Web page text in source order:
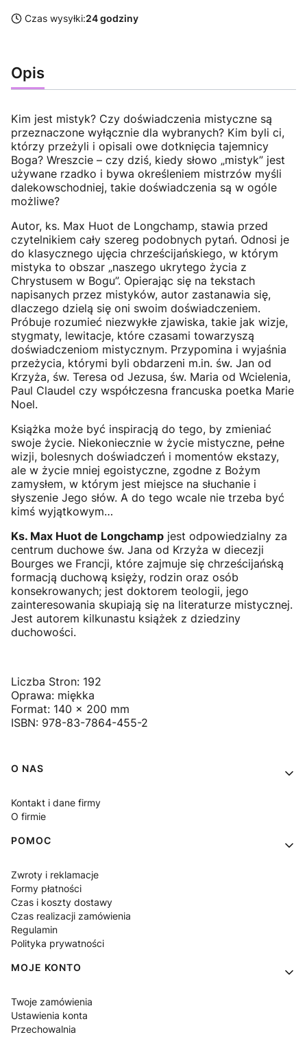
Czas wysyłki:24 godziny
Opis
Kim jest mistyk? Czy doświadczenia mistyczne są
przeznaczone wyłącznie dla wybranych? Kim byli ci,
którzy przeżyli i opisali owe dotknięcia tajemnicy
Boga? Wreszcie – czy dziś, kiedy słowo „mistyk” jest
używane rzadko i bywa określeniem mistrzów myśli
dalekowschodniej, takie doświadczenia są w ogóle
możliwe?
Autor, ks. Max Huot de Longchamp, stawia przed
czytelnikiem cały szereg podobnych pytań. Odnosi je
do klasycznego ujęcia chrześcijańskiego, w którym
mistyka to obszar „naszego ukrytego życia z
Chrystusem w Bogu”. Opierając się na tekstach
napisanych przez mistyków, autor zastanawia się,
dlaczego dzielą się oni swoim doświadczeniem.
Próbuje rozumieć niezwykłe zjawiska, takie jak wizje,
stygmaty, lewitacje, które czasami towarzyszą
doświadczeniom mistycznym. Przypomina i wyjaśnia
przeżycia, którymi byli obdarzeni m.in. św. Jan od
Krzyża, św. Teresa od Jezusa, św. Maria od Wcielenia,
Paul Claudel czy współczesna francuska poetka Marie
Noel.
Książka może być inspiracją do tego, by zmieniać
swoje życie. Niekoniecznie w życie mistyczne, pełne
wizji, bolesnych doświadczeń i momentów ekstazy,
ale w życie mniej egoistyczne, zgodne z Bożym
zamysłem, w którym jest miejsce na słuchanie i
słyszenie Jego słów. A do tego wcale nie trzeba być
kimś wyjątkowym…
Ks. Max Huot de Longchamp jest odpowiedzialny za
centrum duchowe św. Jana od Krzyża w diecezji
Bourges we Francji, które zajmuje się chrześcijańską
formacją duchową księży, rodzin oraz osób
konsekrowanych; jest doktorem teologii, jego
zainteresowania skupiają się na literaturze mistycznej.
Jest autorem kilkunastu książek z dziedziny
duchowości.
Liczba Stron: 192
Oprawa: miękka
Format: 140 x 200 mm
ISBN: 978-83-7864-455-2
Linki w stopce
O NAS
Kontakt i dane firmy
O firmie
POMOC
Zwroty i reklamacje
Formy płatności
Czas i koszty dostawy
Czas realizacji zamówienia
Regulamin
Polityka prywatności
MOJE KONTO
Twoje zamówienia
Ustawienia konta
Przechowalnia